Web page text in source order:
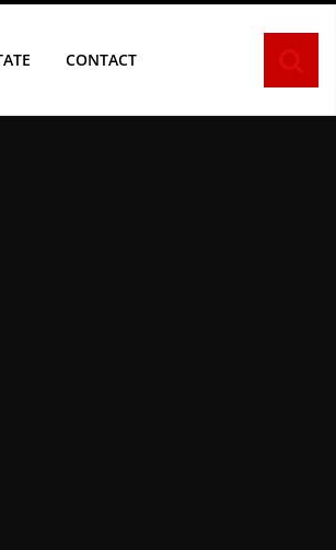
CONTACT